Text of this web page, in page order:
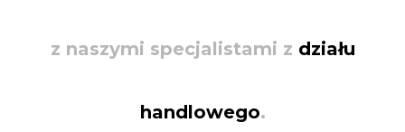
z naszymi specjalistami z działu
handlowego.